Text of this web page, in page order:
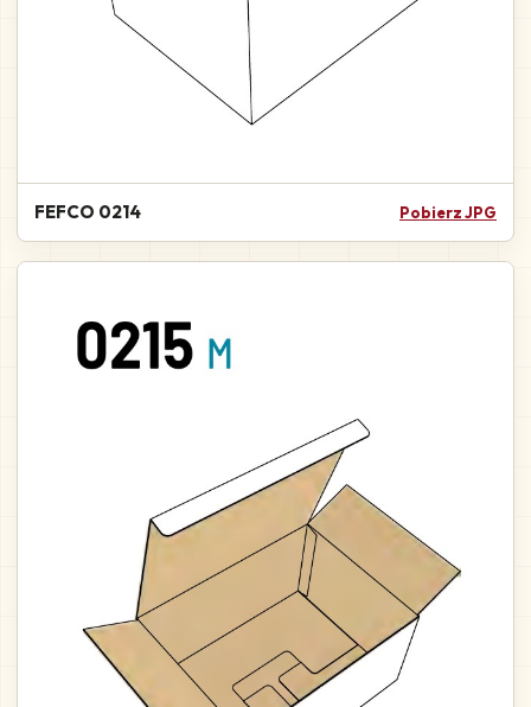
FEFCO 0214 Pobierz JPG